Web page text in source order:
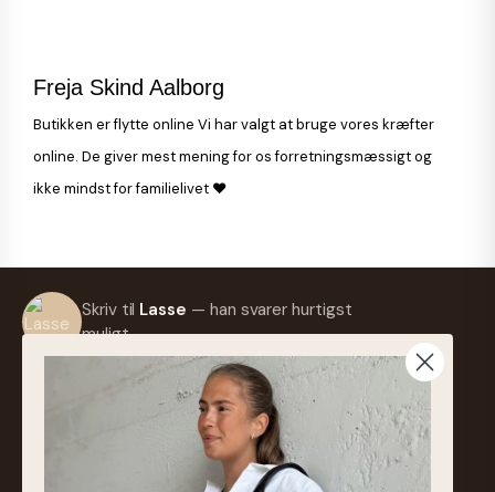
Freja Skind Aalborg
Butikken er flytte online Vi har valgt at bruge vores kræfter
online. De giver mest mening for os forretningsmæssigt og
ikke mindst for familielivet ♥
Skriv til Lasse — han svarer hurtigst
muligt.
info@frejaskind.dk
Retur eller ombytning
Tilmeld nyhedsbrev